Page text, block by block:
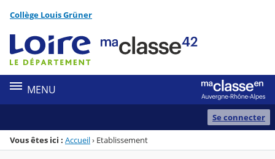
Menu de la rubrique
Contenu
Collège Louis Grüner
MENU
Se connecter
Vous êtes ici : Accueil› Etablissement